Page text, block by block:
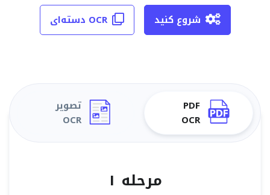
OCR دسته‌ای شروع کنید
تصویر
OCR
PDF
OCR
مرحله ۱